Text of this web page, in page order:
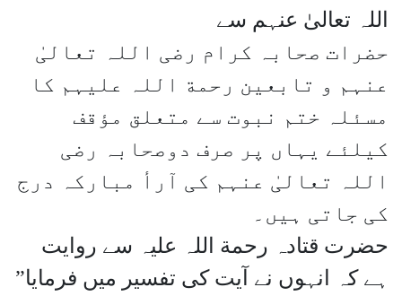
اللہ تعالیٰ عنہم سے
حضرات صحابہ کرام رضی اللہ تعالیٰ
عنہم و تابعین رحمة اللہ علیہم کا
مسئلہ ختم نبوت سے متعلق مؤقف
کیلئے یہاں پر صرف دوصحابہ رضی
اللہ تعالیٰ عنہم کی آرأ مبارکہ درج
کی جاتی ہیں۔
حضرت قتادہ رحمة اللہ علیہ سے روایت
ہے کہ انہوں نے آیت کی تفسیر میں فرمایا”